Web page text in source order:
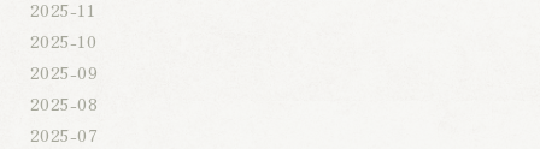
2025-11
2025-10
2025-09
2025-08
2025-07